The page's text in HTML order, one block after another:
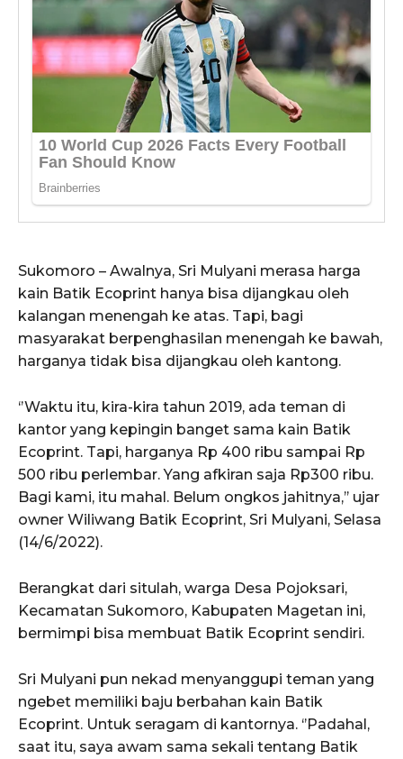
Sukomoro – Awalnya, Sri Mulyani merasa harga
kain Batik Ecoprint hanya bisa dijangkau oleh
kalangan menengah ke atas. Tapi, bagi
masyarakat berpenghasilan menengah ke bawah,
harganya tidak bisa dijangkau oleh kantong.
‘’Waktu itu, kira-kira tahun 2019, ada teman di
kantor yang kepingin banget sama kain Batik
Ecoprint. Tapi, harganya Rp 400 ribu sampai Rp
500 ribu perlembar. Yang afkiran saja Rp300 ribu.
Bagi kami, itu mahal. Belum ongkos jahitnya,’’ ujar
owner Wiliwang Batik Ecoprint, Sri Mulyani, Selasa
(14/6/2022).
Berangkat dari situlah, warga Desa Pojoksari,
Kecamatan Sukomoro, Kabupaten Magetan ini,
bermimpi bisa membuat Batik Ecoprint sendiri.
Sri Mulyani pun nekad menyanggupi teman yang
ngebet memiliki baju berbahan kain Batik
Ecoprint. Untuk seragam di kantornya. ‘’Padahal,
saat itu, saya awam sama sekali tentang Batik